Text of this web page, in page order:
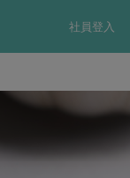
社員登入